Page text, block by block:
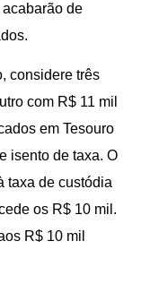
de
considere três
com R$ 11 mil
em Tesouro
isento de taxa. O
taxa de custódia
os R$ 10 mil.
R$ 10 mil